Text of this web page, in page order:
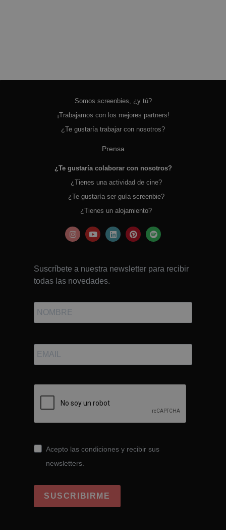
Somos screenbies, ¿y tú?
¡Trabajamos con los mejores partners!
¿Te gustaría trabajar con nosotros?
Prensa
¿Te gustaría colaborar con nosotros?
¿Tienes una actividad de cine?
¿Te gustaría ser guía screenbie?
¿Tienes un alojamiento?
Suscríbete a nuestra newsletter para recibir
todas las novedades.
Acepto las condiciones y recibir sus
newsletters.
SUSCRIBIRME